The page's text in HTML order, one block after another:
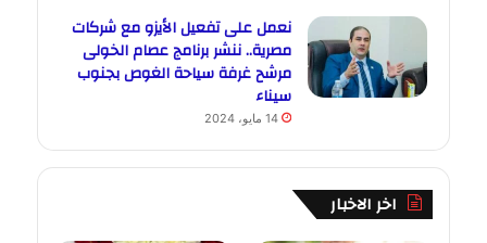
نعمل على تفعيل الأيزو مع شركات
مصرية.. ننشر برنامج عصام الخولى
مرشح غرفة سياحة الغوص بجنوب
سيناء
14 مايو، 2024
اخر الاخبار